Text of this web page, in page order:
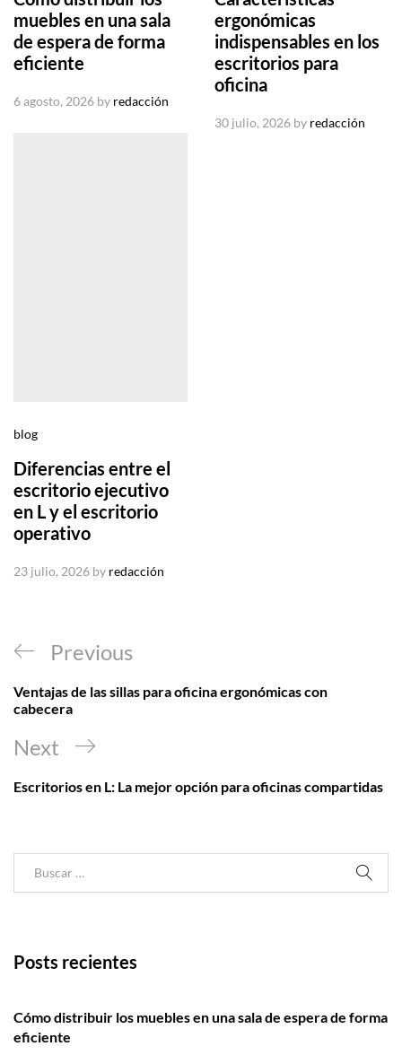
muebles en una sala
de espera de forma
eficiente
6 agosto, 2026 by redacción
ergonómicas
indispensables en los
escritorios para
oficina
30 julio, 2026 by redacción
blog
Diferencias entre el
escritorio ejecutivo
en L y el escritorio
operativo
23 julio, 2026 by redacción
Navegación
de
entradas
Previous
Post
Previous
Ventajas de las sillas para oficina ergonómicas con
cabecera
Next
Post
Next
Escritorios en L: La mejor opción para oficinas compartidas
Posts recientes
Cómo distribuir los muebles en una sala de espera de forma
eficiente